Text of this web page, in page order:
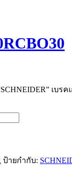
เบร
ป้ายกำกับ: